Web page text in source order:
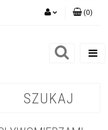
Zarejestruj się
(0)
SZUKAJ